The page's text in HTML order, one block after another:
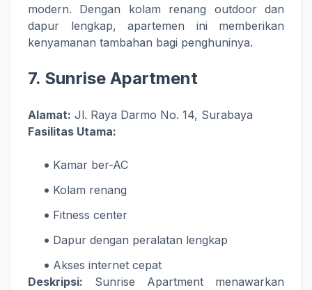
modern. Dengan kolam renang outdoor dan
dapur lengkap, apartemen ini memberikan
kenyamanan tambahan bagi penghuninya.
7. Sunrise Apartment
Alamat: Jl. Raya Darmo No. 14, Surabaya
Fasilitas Utama:
Kamar ber-AC
Kolam renang
Fitness center
Dapur dengan peralatan lengkap
Akses internet cepat
Deskripsi: Sunrise Apartment menawarkan